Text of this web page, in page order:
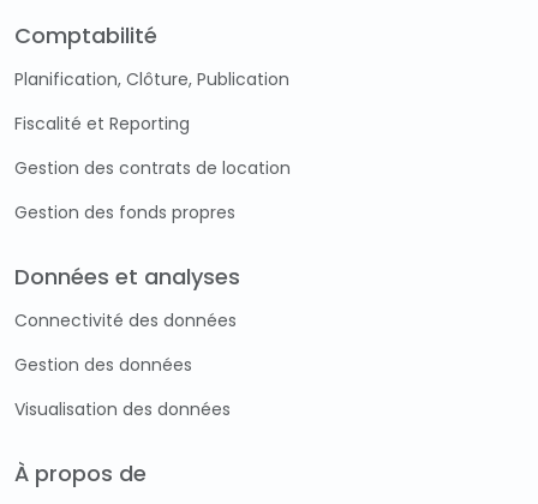
Comptabilité
Planification, Clôture, Publication
Fiscalité et Reporting
Gestion des contrats de location
Gestion des fonds propres
Données et analyses
Connectivité des données
Gestion des données
Visualisation des données
À propos de